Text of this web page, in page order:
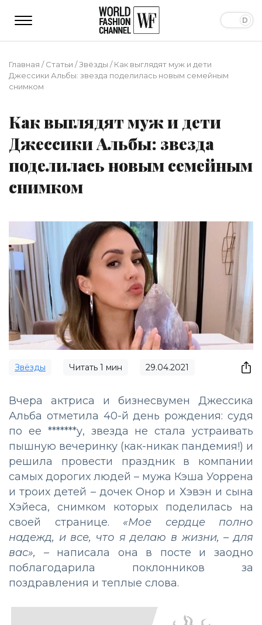
Главная /Статьи /Звёзды /Как выглядят муж и дети
Джессики Альбы: звезда поделилась новым семейным
снимком
Как выглядят муж и дети
Джессики Альбы: звезда
поделилась новым семейным
снимком
Звёзды Читать 1 мин 29.04.2021
Вчера актриса и бизнесвумен Джессика
Альба отметила 40-й день рождения: судя
по ее *******у, звезда не стала устраивать
пышную вечеринку (как-никак пандемия!) и
решила провести праздник в компании
самых дорогих людей – мужа Кэша Уоррена
и троих детей – дочек Онор и Хэвэн и сына
Хэйеса, снимком которых поделилась на
своей странице. «Мое сердце полно
надежд, и все, что я делаю в жизни, – для
вас», – написала она в посте и заодно
поблагодарила поклонников за
поздравления и теплые слова.